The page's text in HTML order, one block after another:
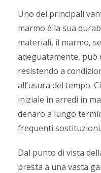
Uno dei principali
marmo è la sua
materiali, il marmo,
adeguatamente,
resistendo a
all’usura del tempo.
iniziale in arredi in
denaro a lungo
frequenti sostituzioni.
Dal punto di vista
presta a una vasta